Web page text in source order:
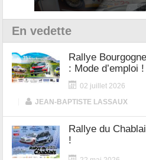
En vedette
Rallye
: Mode d’emploi !
02 juillet 2026
JEAN-BAPTISTE LASSAUX
Rallye du
!